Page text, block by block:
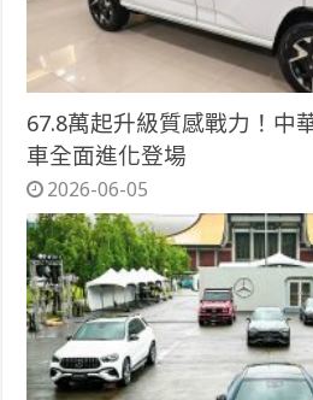
67.8萬起升級質感戰力！中
車全面進化登場
2026-06-05